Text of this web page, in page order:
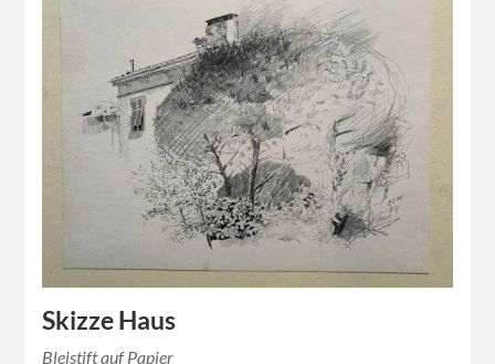
Skizze Haus
Bleistift auf Papier